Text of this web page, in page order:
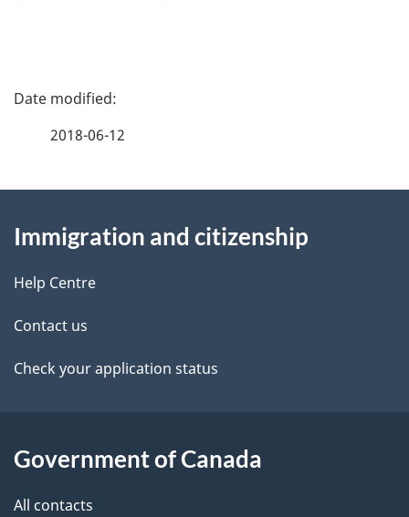
P
d
e
t
a
l
2018-06-12
this
site
Immigration and citizenship
Help Centre
Contact us
Check your application status
Government of Canada
All contacts